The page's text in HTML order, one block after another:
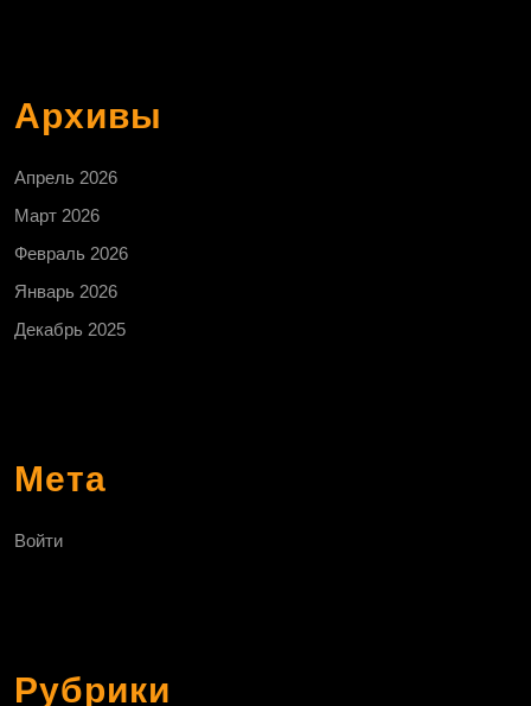
Архивы
Апрель 2026
Март 2026
Февраль 2026
Январь 2026
Декабрь 2025
Мета
Войти
Рубрики